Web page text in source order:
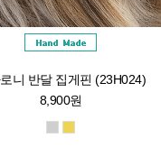
니 반달 집게핀 (23H024)
8,900원